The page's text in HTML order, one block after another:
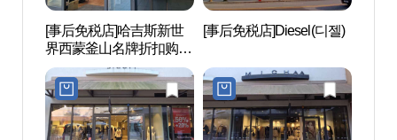
[事后免税店]哈吉斯新世
界西蒙釜山名牌折扣购物
中心坡州店(헤지스 신세
계사이먼프리미엄아울렛
파주점)
[事后免税店]Diesel(디젤)